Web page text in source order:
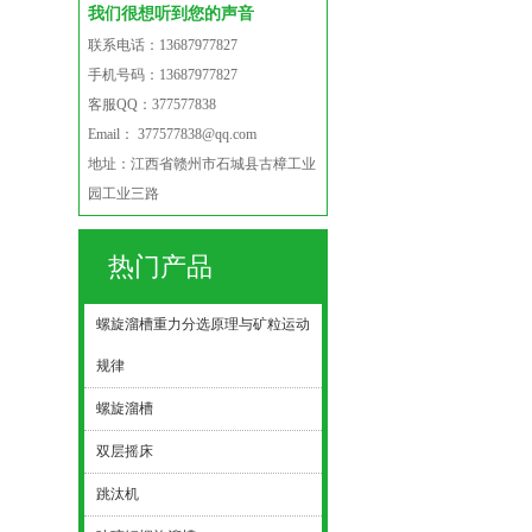
我们很想听到您的声音
联系电话：13687977827
手机号码：13687977827
客服QQ：377577838
Email： 377577838@qq.com
地址：江西省赣州市石城县古樟工业
园工业三路
热门产品
螺旋溜槽重力分选原理与矿粒运动
规律
螺旋溜槽
双层摇床
跳汰机